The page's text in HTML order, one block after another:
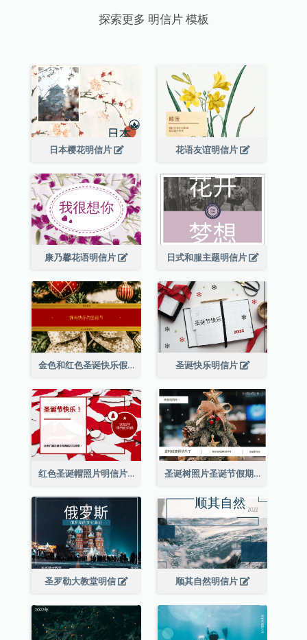
探索更多 明信片 模板
日本樱花明信片 花语友谊明信片
康乃馨花语明信片 日式和服主题明信片
金色和红色圣诞快乐假期明信片 圣诞快乐明信片
红色圣诞帽照片明信片 圣诞树照片圣诞节假期明信片
圣罗勒大教堂明信 顺其自然明信片